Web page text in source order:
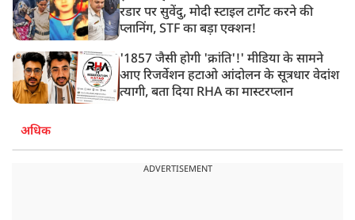
रडार पर सुवेंदु, मोदी स्टाइल टार्गेट करने की
प्लानिंग, STF का बड़ा एक्शन!
'1857 जैसी होगी 'क्रांति'!' मीडिया के सामने
आए रिजर्वेशन हटाओ आंदोलन के सूत्रधार वेदांश
त्यागी, बता दिया RHA का मास्टरप्लान
अधिक
ADVERTISEMENT